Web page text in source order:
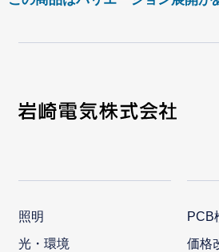
照明
光・環境
PCB
価格